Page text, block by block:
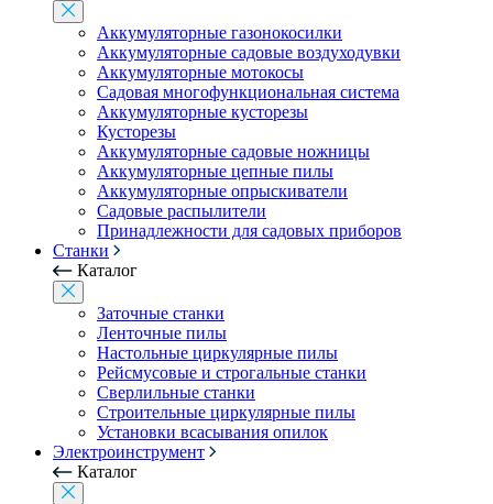
Аккумуляторные газонокосилки
Аккумуляторные садовые воздуходувки
Аккумуляторные мотокосы
Садовая многофункциональная система
Аккумуляторные кусторезы
Кусторезы
Аккумуляторные садовые ножницы
Аккумуляторные цепные пилы
Аккумуляторные опрыскиватели
Садовые распылители
Принадлежности для садовых приборов
Станки
Каталог
Заточные станки
Ленточные пилы
Настольные циркулярные пилы
Рейсмусовые и строгальные станки
Сверлильные станки
Строительные циркулярные пилы
Установки всасывания опилок
Электроинструмент
Каталог